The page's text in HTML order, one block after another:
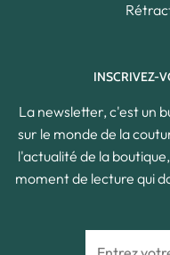
INSCRIVEZ-
La newsletter, c'est un
sur le monde de la
l'actualité de la
moment de lecture qui